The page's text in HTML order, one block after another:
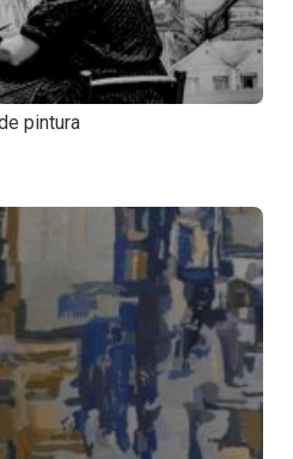
pintura